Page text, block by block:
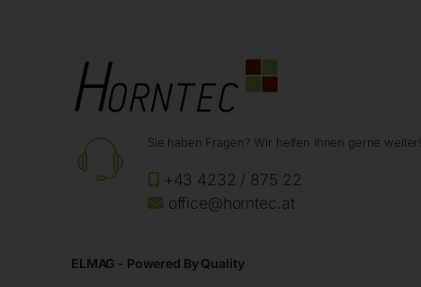
Sie haben Fragen? Wir helfen Ihnen gerne weiter!
+43 4232 / 875 22
office@horntec.at
ELMAG - Powered By Quality